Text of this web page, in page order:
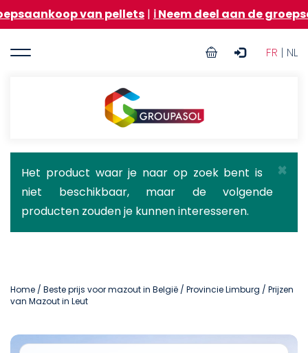
Overslaan
en
de
van pellets|ℹ️ Neem deel aan de
FR | NL
User
Groupasol
×
Statusbericht
Het product waar je naar op zoek bent is
niet beschikbaar, maar de volgende
producten zouden je kunnen interesseren.
Home / Beste prijs voor mazout in België / Provincie Limburg / Prijzen
van Mazout in Leut